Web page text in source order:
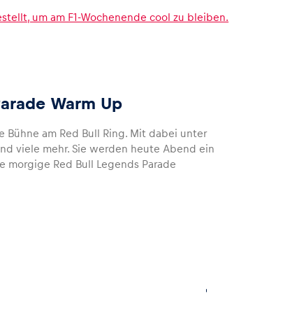
um am F1-Wochenende cool zu bleiben.
Warm Up
Bühne am Red Bull Ring. Mit dabei unter
viele mehr. Sie werden heute Abend ein
morgige Red Bull Legends Parade